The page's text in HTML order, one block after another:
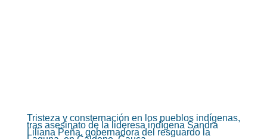
Tristeza y consternación en los pueblos indígenas,
tras asesinato de la lideresa indígena Sandra
Liliana Peña, gobernadora del resguardo la